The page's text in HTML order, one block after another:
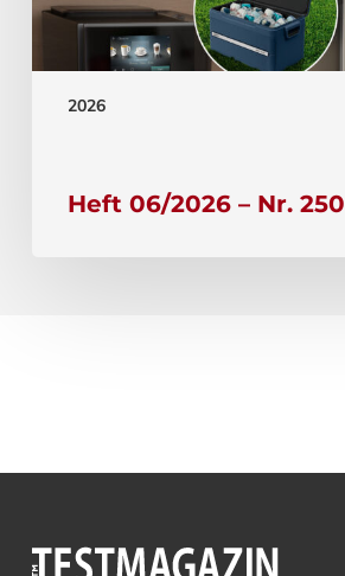
2026
Heft 06/2026 – Nr. 250